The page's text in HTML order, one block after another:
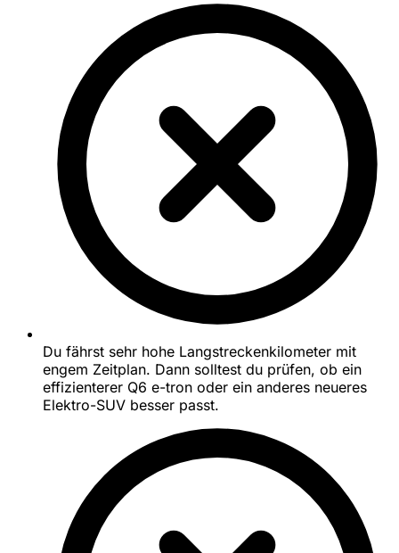
Du fährst sehr hohe Langstreckenkilometer mit
engem Zeitplan. Dann solltest du prüfen, ob ein
effizienterer Q6 e-tron oder ein anderes neueres
Elektro-SUV besser passt.